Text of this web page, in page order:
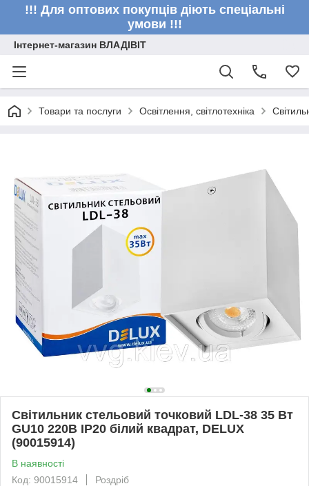
!!! Для оптових покупців діють спеціальні
умови !!!
Інтернет-магазин ВЛАДІВІТ
Товари та послуги Освітлення, світлотехніка
Світильник стельовий точковий LDL-38 35 Вт
GU10 220В IP20 білий квадрат, DELUX
(90015914)
В наявності
Код: 90015914
Роздріб